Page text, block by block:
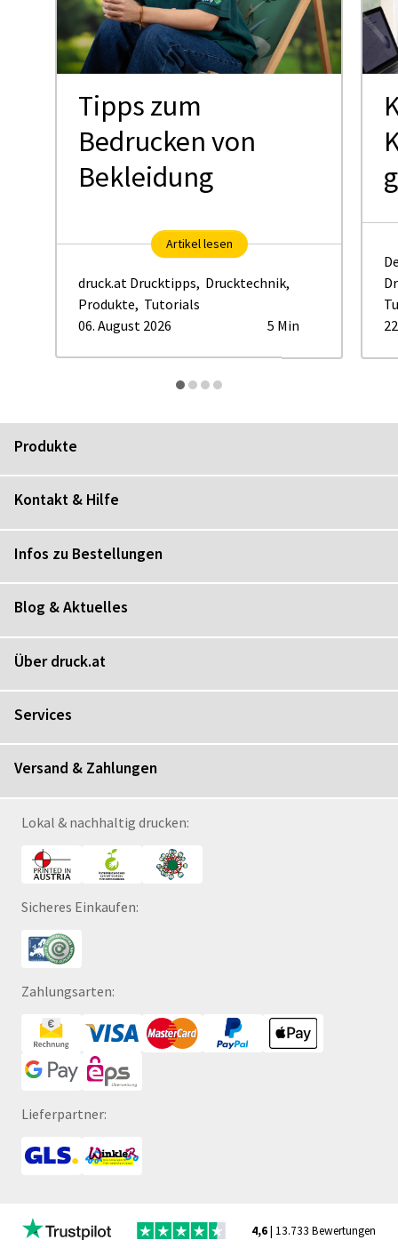
Tipps zum
Bedrucken von
Bekleidung
Artikel lesen
druck.at Drucktipps, Drucktechnik,
Produkte, Tutorials
06. August 2026
5 Min
Produkte
Kontakt & Hilfe
Infos zu Bestellungen
Blog & Aktuelles
Über druck.at
Services
Versand & Zahlungen
Lokal & nachhaltig drucken:
Sicheres Einkaufen:
Zahlungsarten:
Lieferpartner:
4,6| 13.733 Bewertungen